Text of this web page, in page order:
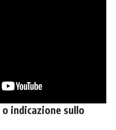
indicazione sullo